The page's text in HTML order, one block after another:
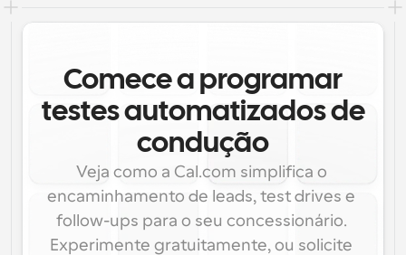
Comece a programar
testes automatizados de
condução
Veja como a Cal.com simplifica o
encaminhamento de leads, test drives e
follow-ups para o seu concessionário.
Experimente gratuitamente, ou solicite